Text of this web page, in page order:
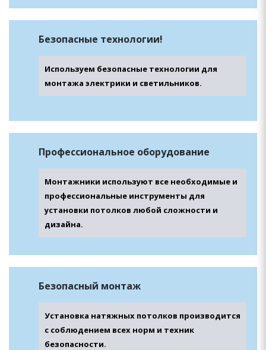
Безопасные технологии!
Используем безопасные технологии для
монтажа электрики и светильников.
Профессиональное оборудование
Монтажники используют все необходимые и
профессиональные инструменты для
установки потолков любой сложности и
дизайна.
Безопасный монтаж
Установка натяжных потолков производится
с соблюдением всех норм и техник
безопасности.